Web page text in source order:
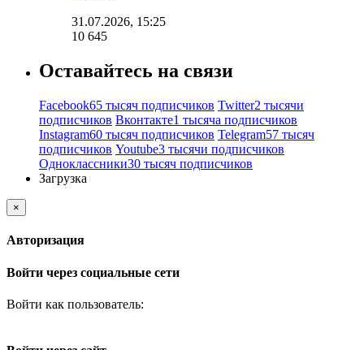
31.07.2026, 15:25
10 645
Оставайтесь на связи
Facebook65 тысяч подписчиков Twitter2 тысячи
подписчиков Вконтакте1 тысяча подписчиков
Instagram60 тысяч подписчиков Telegram57 тысяч
подписчиков Youtube3 тысячи подписчиков
Одноклассники30 тысяч подписчиков
Загрузка
×
Авторизация
Войти через социальные сети
Войти как пользователь: